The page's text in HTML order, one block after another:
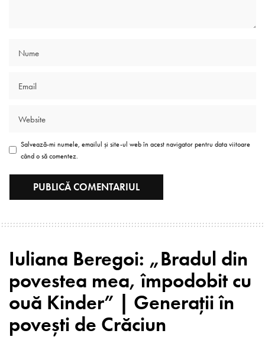
Salvează-mi numele, emailul și site-ul web în acest navigator pentru data viitoare
când o să comentez.
Iuliana Beregoi: „Bradul din
povestea mea, împodobit cu
ouă Kinder” | Generații în
povești de Crăciun